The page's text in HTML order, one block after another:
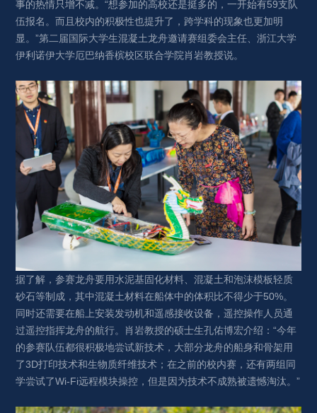
事的热情只增不减。“想参加的高校还是挺多的，一开始有59支队
伍报名。而且校内的积极性也提升了，跨学科的现象也更加明
显。”第二届国际大学生混凝土龙舟邀请赛组委会主任、浙江大学
伊利诺伊大学厄巴纳香槟校区联合学院肖岩教授说。
据了解，参赛龙舟要用水泥基固化材料、混凝土和泡沫模板轻质
砂石等制成，其中混凝土材料在船体中的体积比不得少于50%。
同时还需要在船上安装发动机和遥感接收设备，遥控操作人员通
过遥控指挥龙舟的航行。肖岩教授的硕士生孔佑博宏介绍：“今年
的参赛队伍都很积极地尝试新技术，大部分龙舟的船身和骨架用
了3D打印技术和生物质纤维技术；在之前的校内赛，还有两组同
学尝试了Wi-Fi远程模块操控，但是因为技术不成熟被遗憾淘汰。”